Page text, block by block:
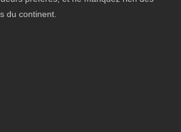
du continent.